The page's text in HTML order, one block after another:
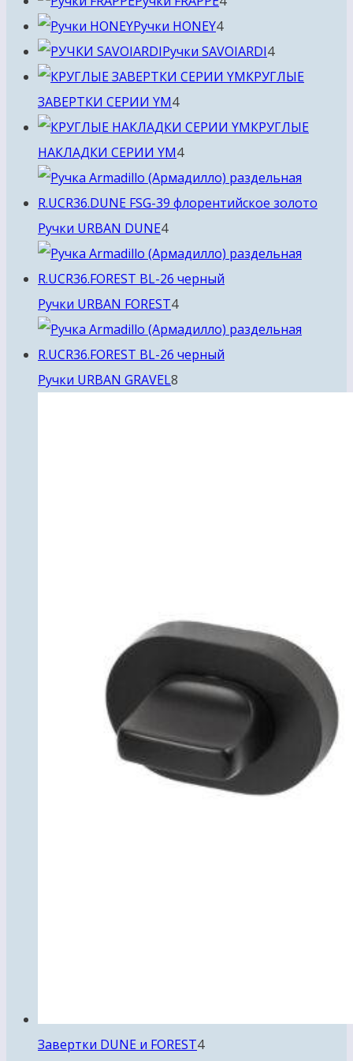
Ручки HONEY44
товара
Ручки SAVOIARDI44
товара
КРУГЛЫЕ
ЗАВЕРТКИ СЕРИИ YM44
товара
КРУГЛЫЕ
НАКЛАДКИ СЕРИИ YM44
товара
Ручки URBAN DUNE44
товара
Ручки URBAN FOREST44
товара
Ручки URBAN GRAVEL8
Завертки DUNE и FOREST44